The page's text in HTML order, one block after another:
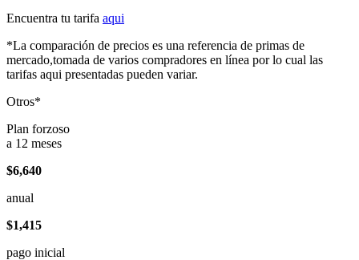
Encuentra tu tarifa aqui
*La comparación de precios es una referencia de primas de
mercado,tomada de varios compradores en línea por lo cual las
tarifas aqui presentadas pueden variar.
Otros*
Plan forzoso
a 12 meses
$6,640
anual
$1,415
pago inicial